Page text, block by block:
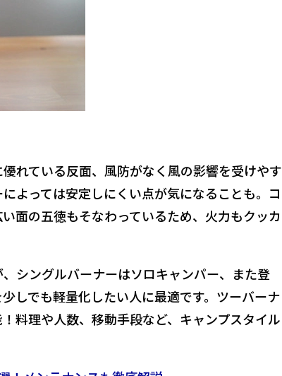
れている反面、風防がなく風の影響を受けやす
よっては安定しにくい点が気になることも。 コ
面の五徳もそなわっているため、火力もクッカ
シングルバーナーはソロキャンパー、また登
しでも軽量化したい人に最適です。ツーバーナ
料理や人数、移動手段など、キャンプスタイル